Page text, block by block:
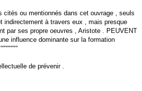
ou mentionnés dans cet ouvrage , seuls
indirectement à travers eux , mais presque
par ses propre oeuvres , Aristote . PEUVENT
influence dominante sur la formation
de prévenir .